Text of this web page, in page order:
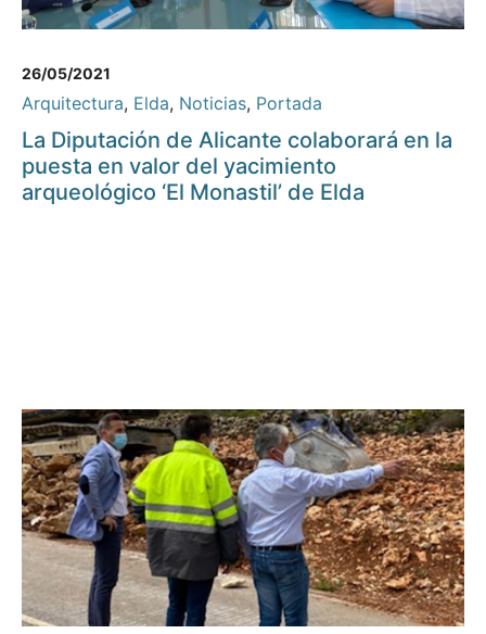
26/05/2021
Arquitectura, Elda, Noticias, Portada
La Diputación de Alicante colaborará en la
puesta en valor del yacimiento
arqueológico ‘El Monastil’ de Elda